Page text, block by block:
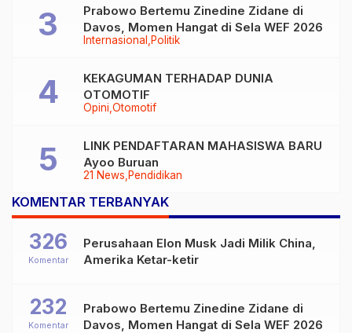
Internasional Politik
Prabowo Bertemu Zinedine Zidane di
Davos, Momen Hangat di Sela WEF 2026
Opini Otomotif
KEKAGUMAN TERHADAP DUNIA
OTOMOTIF
21 News Pendidikan
LINK PENDAFTARAN MAHASISWA BARU
Ayoo Buruan
KOMENTAR TERBANYAK
Perusahaan Elon Musk Jadi Milik China,
Amerika Ketar-ketir
326
Komentar
Prabowo Bertemu Zinedine Zidane di
Davos, Momen Hangat di Sela WEF 2026
232
Komentar